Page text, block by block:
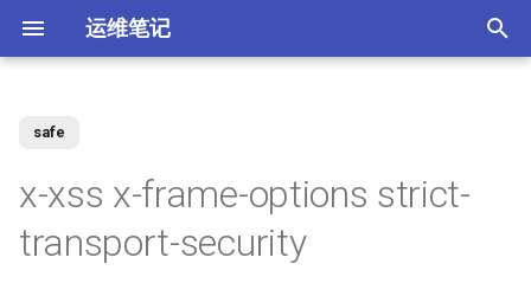
运维笔记
始
化单独写入日志文件
件
Kubernetes Ingress IP白名单
径
upstream
Nginx 缓存服务器(番外)定制
误
如何找到 Redis 中的较大的
盘空间？
Ubuntu 思维导图软件
使用场景
使用阿里云IPSEC-VPN 建立
存
使用JenkinsFile构建golang项
部署 Zabbix 监控系统？
Gogs？
如何撤销 Git 暂存文件？
存储空间
Windows Server Backup 备份
safe
x-xss x-frame-options strict-
transport-security